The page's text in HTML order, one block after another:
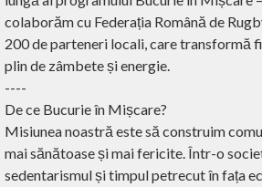
colaborăm cu Federația Română de
200 de parteneri locali, care transformă
plin de zâmbete și energie.
----
De ce Bucurie în Mișcare?
Misiunea noastră este să construim
mai sănătoase și mai fericite. Într-o
sedentarismul și timpul petrecut în fața